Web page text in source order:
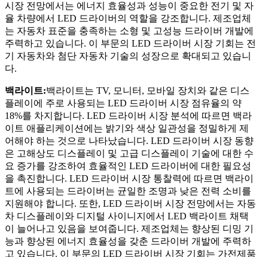
시장 전망에서는 에너지 효율성과 성능이 중요한 전기 및 자
율 차량에서 LED 드라이버의 역할을 강조합니다. 제조업체
는 자동차 표준을 충족하는 소형 및 고성능 드라이버 개발에
주력하고 있습니다. 이 부문의 LED 드라이버 시장 기회는 전
기 자동차와 첨단 자동차 기술의 성장으로 확대되고 있습니
다.
백라이트:백라이트는 TV, 모니터, 모바일 장치와 같은 디스
플레이에 주로 사용되는 LED 드라이버 시장 점유율의 약
18%를 차지합니다. LED 드라이버 시장 분석에 따르면 백라
이트 애플리케이션에는 밝기와 색상 일관성을 정밀하게 제
어해야 하는 것으로 나타났습니다. LED 드라이버 시장 동향
은 고해상도 디스플레이 및 고급 디스플레이 기술에 대한 수
요 증가를 강조하여 효율적인 LED 드라이버에 대한 필요성
을 촉진합니다. LED 드라이버 시장 통찰력에 따르면 백라이
트에 사용되는 드라이버는 균일한 조명과 낮은 전력 소비를
지원해야 합니다. 또한, LED 드라이버 시장 전망에서는 자동
차 디스플레이와 디지털 사이니지에서 LED 백라이트 채택
이 늘어나고 있음을 보여줍니다. 제조업체는 향상된 디밍 기
능과 향상된 에너지 효율성을 갖춘 드라이버 개발에 주력하
고 있습니다. 이 부문의 LED 드라이버 시장 기회는 가전제품